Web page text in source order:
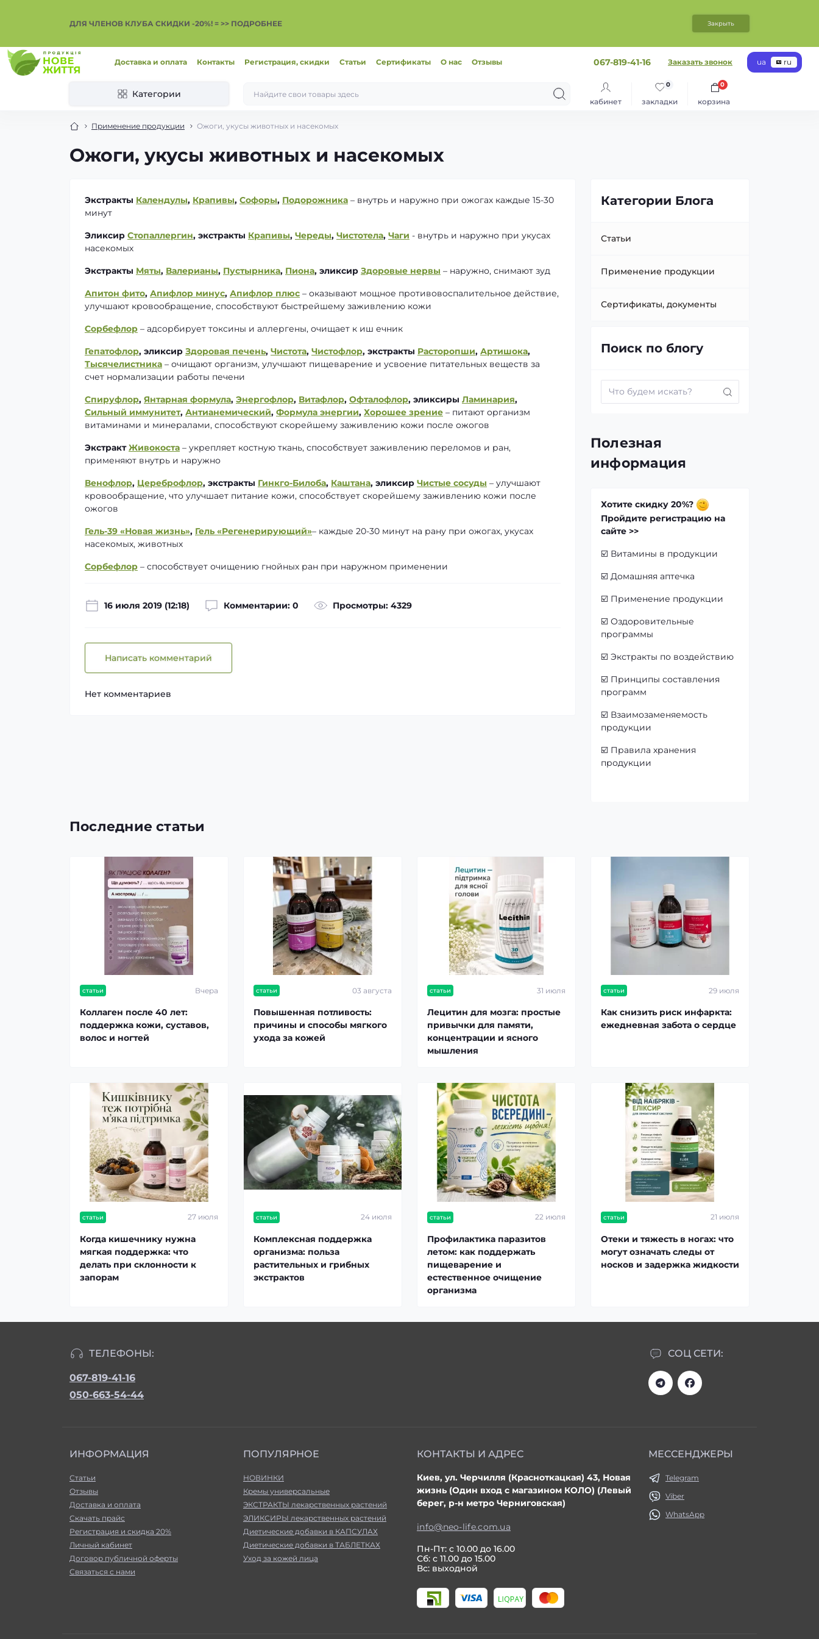
ДЛЯ ЧЛЕНОВ КЛУБА СКИДКИ -20%! = >> ПОДРОБНЕЕ Закрыть
Доставка и оплата Контакты Регистрация, скидки Статьи Сертификаты О нас Отзывы 067-819-41-16 Заказать звонок ua ru
Категории
кабинет закладки
0
корзина
0
Применение продукции Ожоги, укусы животных и насекомых
Ожоги, укусы животных и насекомых
Экстракты Календулы, Крапивы, Софоры, Подорожника – внутрь и наружно при ожогах каждые 15-30
минут
Эликсир Стопаллергин, экстракты Крапивы, Череды, Чистотела, Чаги - внутрь и наружно при укусах
насекомых
Экстракты Мяты, Валерианы, Пустырника, Пиона, эликсир Здоровые нервы – наружно, снимают зуд
Апитон фито, Апифлор минус, Апифлор плюс – оказывают мощное противовоспалительное действие,
улучшают кровообращение, способствуют быстрейшему заживлению кожи
Сорбефлор – адсорбирует токсины и аллергены, очищает к иш ечник
Гепатофлор, эликсир Здоровая печень, Чистота, Чистофлор, экстракты Расторопши, Артишока,
Тысячелистника – очищают организм, улучшают пищеварение и усвоение питательных веществ за
счет нормализации работы печени
Спируфлор, Янтарная формула, Энергофлор, Витафлор, Офталофлор, эликсиры Ламинария,
Сильный иммунитет, Антианемический, Формула энергии, Хорошее зрение – питают организм
витаминами и минералами, способствуют скорейшему заживлению кожи после ожогов
ЭкстрактЖивокоста – укрепляет костную ткань, способствует заживлению переломов и ран,
применяют внутрь и наружно
Венофлор, Цереброфлор, экстракты Гинкго-Билоба, Каштана, эликсир Чистые сосуды – улучшают
кровообращение, что улучшает питание кожи, способствует скорейшему заживлению кожи после
ожогов
Гель-39 «Новая жизнь», Гель «Регенерирующий»– каждые 20-30 минут на рану при ожогах, укусах
насекомых, животных
Сорбефлор – способствует очищению гнойных ран при наружном применении
16 июля 2019 (12:18) Комментарии: 0 Просмотры: 4329
Написать комментарий
Нет комментариев
Категории Блога
Статьи
Применение продукции
Сертификаты, документы
Поиск по блогу
Полезная
информация
Хотите скидку 20%?
Пройдите регистрацию на
сайте >>
☑️ Витамины в продукции
☑️ Домашняя аптечка
☑️ Применение продукции
☑️ Оздоровительные
программы
☑️ Экстракты по воздействию
☑️ Принципы составления
программ
☑️ Взаимозаменяемость
продукции
☑️ Правила хранения
продукции
Последние статьи
статьи Вчера
Коллаген после 40 лет:
поддержка кожи, суставов,
волос и ногтей
статьи 03 августа
Повышенная потливость:
причины и способы мягкого
ухода за кожей
статьи 31 июля
Лецитин для мозга: простые
привычки для памяти,
концентрации и ясного
мышления
статьи 29 июля
Как снизить риск инфаркта:
ежедневная забота о сердце
статьи 27 июля
Когда кишечнику нужна
мягкая поддержка: что
делать при склонности к
запорам
статьи 24 июля
Комплексная поддержка
организма: польза
растительных и грибных
экстрактов
статьи 22 июля
Профилактика паразитов
летом: как поддержать
пищеварение и
естественное очищение
организма
статьи 21 июля
Отеки и тяжесть в ногах: что
могут означать следы от
носков и задержка жидкости
ТЕЛЕФОНЫ:
067-819-41-16
050-663-54-44
СОЦ СЕТИ:
ИНФОРМАЦИЯ
Статьи
Отзывы
Доставка и оплата
Скачать прайс
Регистрация и скидка 20%
Личный кабинет
Договор публичной оферты
Связаться с нами
ПОПУЛЯРНОЕ
НОВИНКИ
Кремы универсальные
ЭКСТРАКТЫ лекарственных растений
ЭЛИКСИРЫ лекарственных растений
Диетические добавки в КАПСУЛАХ
Диетические добавки в ТАБЛЕТКАХ
Уход за кожей лица
КОНТАКТЫ И АДРЕС
Киев, ул. Черчилля (Красноткацкая) 43, Новая
жизнь (Один вход с магазином КОЛО) (Левый
берег, р-н метро Черниговская)
info@neo-life.com.ua
Пн-Пт: с 10.00 до 16.00
Сб: с 11.00 до 15.00
Вс: выходной
МЕССЕНДЖЕРЫ
Telegram
Viber
WhatsApp